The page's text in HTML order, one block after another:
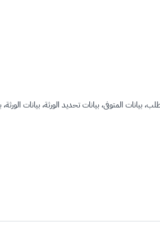
المتوفى، بيانات تحديد الورثة، بيانات الورثة،